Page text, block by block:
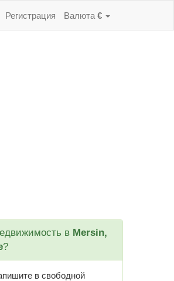
Регистрация Валюта €
в Mersin,
?
в свободной